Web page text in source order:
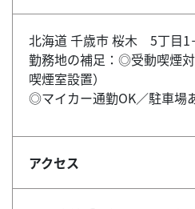
北海道 千歳市 桜木 5丁目1
勤務地の補足：◎受動喫煙
喫煙室設置）
◎マイカー通勤OK／駐車場
アクセス